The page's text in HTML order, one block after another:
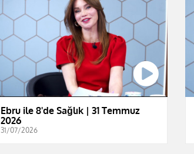
Ebru ile 8'de Sağlık | 31 Temmuz
2026
31/07/2026